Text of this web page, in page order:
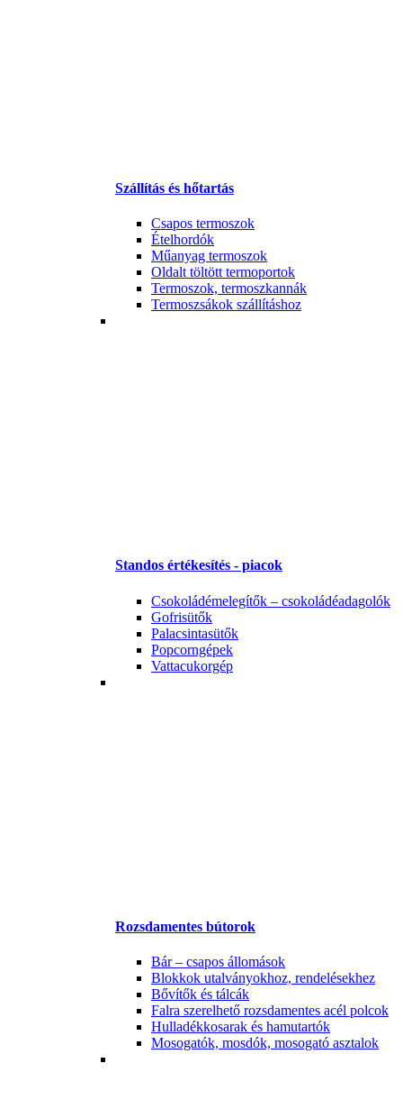
Szállítás és hőtartás
Csapos termoszok
Ételhordók
Műanyag termoszok
Oldalt töltött termoportok
Termoszok, termoszkannák
Termoszsákok szállításhoz
Standos értékesítés - piacok
Csokoládémelegítők – csokoládéadagolók
Gofrisütők
Palacsintasütők
Popcorngépek
Vattacukorgép
Rozsdamentes bútorok
Bár – csapos állomások
Blokkok utalványokhoz, rendelésekhez
Bővítők és tálcák
Falra szerelhető rozsdamentes acél polcok
Hulladékkosarak és hamutartók
Mosogatók, mosdók, mosogató asztalok